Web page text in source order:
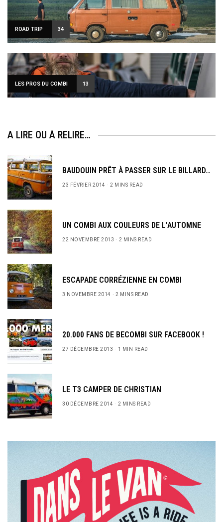
ROAD TRIP 34
LES PROS DU COMBI 13
A LIRE OU À RELIRE…
BAUDOUIN PRÊT À PASSER SUR LE BILLARD…
23 FÉVRIER 2014 2 MINS READ
UN COMBI AUX COULEURS DE L’AUTOMNE
22 NOVEMBRE 2013 2 MINS READ
ESCAPADE CORRÉZIENNE EN COMBI
3 NOVEMBRE 2014 2 MINS READ
20.000 FANS DE BECOMBI SUR FACEBOOK !
27 DÉCEMBRE 2013 1 MIN READ
LE T3 CAMPER DE CHRISTIAN
30 DÉCEMBRE 2014 2 MINS READ